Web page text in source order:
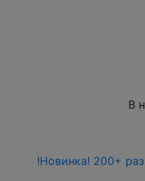
В
!Новинка! 200+